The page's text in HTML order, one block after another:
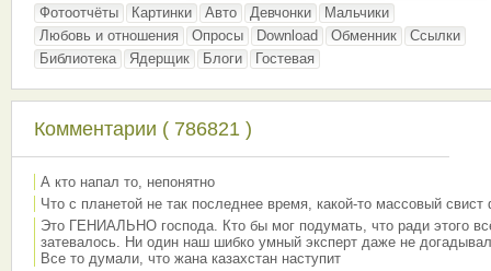
Фотоотчёты
Картинки Авто Девчонки
Мальчики
Любовь и отношения
Опросы Download Обменник
Ссылки
Библиотека
Ядерщик Блоги Гостевая
Комментарии ( 786821 )
А кто напал то, непонятно
Что с планетой не так последнее время, какой-то массовый свист
Это ГЕНИАЛЬНО господа. Кто бы мог подумать, что ради этого
затевалось. Ни один наш шибко умный эксперт даже не
Все то думали, что жана казахстан наступит